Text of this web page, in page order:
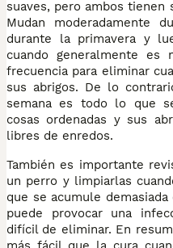
suaves, pero ambos tienen
Mudan moderadamente
durante la primavera y
cuando generalmente es
frecuencia para eliminar
sus abrigos. De lo
semana es todo lo que
cosas ordenadas y sus
libres de enredos.
También es importante
un perro y limpiarlas
que se acumule
puede provocar una
difícil de eliminar. En